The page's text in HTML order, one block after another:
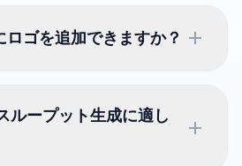
ロゴを追加できますか？
ープット生成に適し